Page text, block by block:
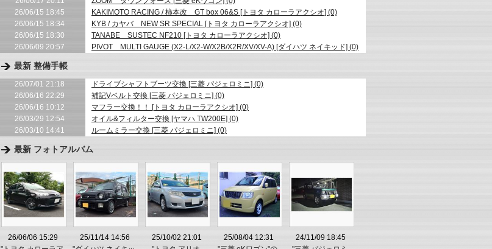
26/06/15 18:45
KAKIMOTO RACING / 柿本改 GT box 06&S [トヨタ カローラアクシオ] (0)
26/06/15 18:34
KYB / カヤバ NEW SR SPECIAL [トヨタ カローラアクシオ] (0)
26/06/15 18:30
TANABE SUSTEC NF210 [トヨタ カローラアクシオ] (0)
26/06/09 20:57
PIVOT MULTI GAUGE (X2-L/X2-W/X2B/X2R/XV/XV-A) [ダイハツ ネイキッド] (0)
最新 整備手帳
26/07/01 21:18
ドライブシャフトブーツ交換 [三菱 パジェロミニ] (0)
26/06/16 22:29
補記Vベルト交換 [三菱 パジェロミニ] (0)
26/06/16 10:12
マフラー交換！！ [トヨタ カローラアクシオ] (0)
26/03/29 12:54
オイル&フィルター交換 [ヤマハ TW200E] (0)
26/03/10 14:41
ルームミラー交換 [三菱 パジェロミニ] (0)
最新 フォトアルバム
26/06/06 15:29
25/11/14 14:56
25/10/02 21:01
25/08/04 12:31
24/11/09 18:45